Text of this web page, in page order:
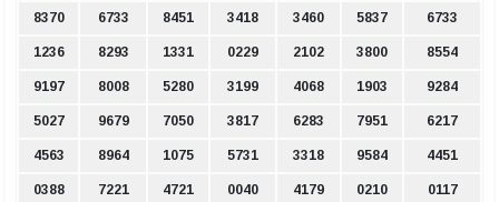
8370 6733 8451 3418 3460 5837 6733
1236 8293 1331 0229 2102 3800 8554
9197 8008 5280 3199 4068 1903 9284
5027 9679 7050 3817 6283 7951 6217
4563 8964 1075 5731 3318 9584 4451
0388 7221 4721 0040 4179 0210 0117